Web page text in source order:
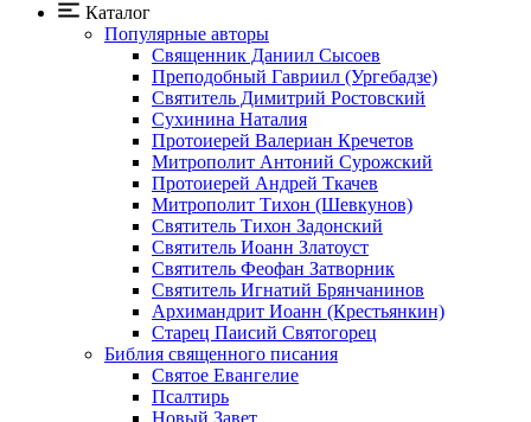
Каталог
Популярные авторы
Священник Даниил Сысоев
Преподобный Гавриил (Ургебадзе)
Святитель Димитрий Ростовский
Сухинина Наталия
Протоиерей Валериан Кречетов
Митрополит Антоний Сурожский
Протоиерей Андрей Ткачев
Митрополит Тихон (Шевкунов)
Святитель Тихон Задонский
Святитель Иоанн Златоуст
Cвятитель Феофан Затворник
Святитель Игнатий Брянчанинов
Архимандрит Иоанн (Крестьянкин)
Старец Паисий Святогорец
Библия священного писания
Святое Евангелие
Псалтирь
Новый Завет